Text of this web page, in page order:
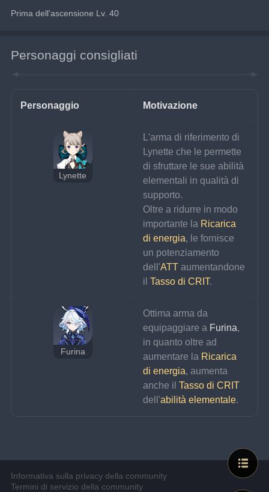
Prima dell'ascensione Lv. 40
Personaggi consigliati
Personaggio Motivazione
Lynette
L'arma di riferimento di
Lynette che le permette
di sfruttare le sue abilità
elementali in qualità di
supporto.
Oltre a ridurre in modo
importante la Ricarica
di energia, le fornisce
un potenziamento
dell'ATT aumentandone
il Tasso di CRIT.
Furina
Ottima arma da
equipaggiare a Furina,
in quanto oltre ad
aumentare la Ricarica
di energia, aumenta
anche il Tasso di CRIT
dell'abilità elementale.
Informativa sulla privacy della community
Termini di servizio della community